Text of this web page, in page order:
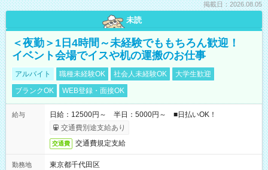
掲載日：2026.08.05
未読
＜夜勤＞1日4時間～未経験でももちろん歓迎！
イベント会場でイスや机の運搬のお仕事
アルバイト 職種未経験OK 社会人未経験OK
大学生歓迎
ブランクOK
WEB登録・面接OK
給与
日給：12500円～ 半日：5000円～ ■日払いOK！
交通費別途支給あり
交通費 交通費規定支給
勤務地
東京都千代田区